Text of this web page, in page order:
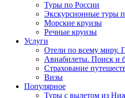
Туры по России
Экскурсионные туры
Морские круизы
Речные круизы
Услуги
Отели по всему миру.
Авиабилеты. Поиск и
Страхование
Визы
Популярное
Туры с вылетом из